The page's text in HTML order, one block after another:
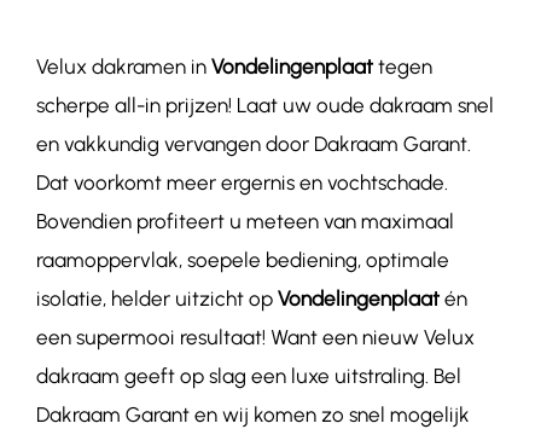
Velux dakramen in Vondelingenplaattegen
scherpe all-in prijzen! Laat uw oude dakraam snel
en vakkundig vervangen door Dakraam Garant.
Dat voorkomt meer ergernis en vochtschade.
Bovendien profiteert u meteen van maximaal
raamoppervlak, soepele bediening, optimale
isolatie, helder uitzicht op Vondelingenplaatén
een supermooi resultaat! Want een nieuw Velux
dakraam geeft op slag een luxe uitstraling. Bel
Dakraam Garant en wij komen zo snel mogelijk